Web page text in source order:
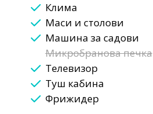
Клима
Маси и столови
Машина за садови
Микробранова печка
Телевизор
Туш кабина
Фрижидер